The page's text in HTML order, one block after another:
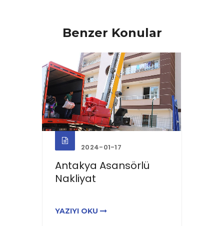
Benzer Konular
2024-01-17
Antakya Asansörlü
Nakliyat
YAZIYI OKU